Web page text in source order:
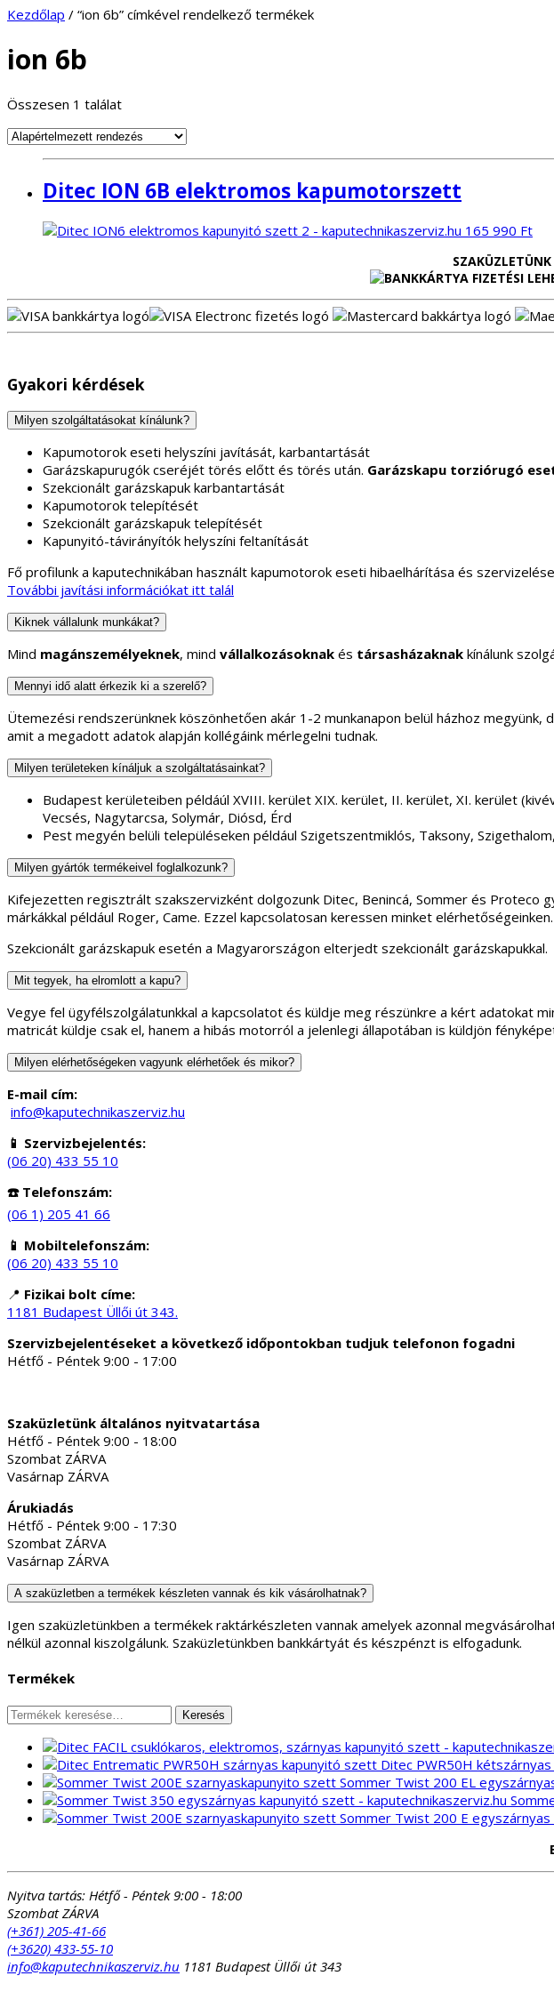
Kezdőlap / “ion 6b” címkével rendelkező termékek
ion 6b
Összesen 1 találat
Ditec ION 6B elektromos kapumotorszett
165 990 Ft
Gyakori kérdések
Milyen szolgáltatásokat kínálunk?
Kapumotorok eseti helyszíni javítását, karbantartását
Garázskapurugók cseréjét törés előtt és törés után. Garázskapu torziórugó
Szekcionált garázskapuk karbantartását
Kapumotorok telepítését
Szekcionált garázskapuk telepítését
Kapunyitó-távirányítók helyszíni feltanítását
Fő profilunk a kaputechnikában használt kapumotorok eseti hibaelhárítása és
További javítási információkat itt talál
Kiknek vállalunk munkákat?
Mind magánszemélyeknek, mind vállalkozásoknak és társasházaknak kínálunk
Mennyi idő alatt érkezik ki a szerelő?
Ütemezési rendszerünknek köszönhetően akár 1-2 munkanapon belül házhoz
amit a megadott adatok alapján kollégáink mérlegelni tudnak.
Milyen területeken kínáljuk a szolgáltatásainkat?
Budapest kerületeiben példáúl XVIII. kerület XIX. kerület, II. kerület, XI. kerület
Vecsés, Nagytarcsa, Solymár, Diósd, Érd
Pest megyén belüli településeken például Szigetszentmiklós, Taksony,
Milyen gyártók termékeivel foglalkozunk?
Kifejezetten regisztrált szakszervizként dolgozunk Ditec, Benincá, Sommer és
márkákkal például Roger, Came. Ezzel kapcsolatosan keressen minket elérhetőségeinken.
Szekcionált garázskapuk esetén a Magyarországon elterjedt szekcionált garázskapukkal.
Mit tegyek, ha elromlott a kapu?
Vegye fel ügyfélszolgálatunkkal a kapcsolatot és küldje meg részünkre a kért adatokat
matricát küldje csak el, hanem a hibás motorról a jelenlegi állapotában is küldjön
Milyen elérhetőségeken vagyunk elérhetőek és mikor?
E-mail cím:
info@kaputechnikaszerviz.hu
📱 Szervizbejelentés:
(06 20) 433 55 10
☎️ Telefonszám:
(06 1) 205 41 66
📱 Mobiltelefonszám:
(06 20) 433 55 10
📍 Fizikai bolt címe:
1181 Budapest Üllői út 343.
Szervizbejelentéseket a következő időpontokban tudjuk telefonon fogadni
Hétfő - Péntek 9:00 - 17:00
Szaküzletünk általános nyitvatartása
Hétfő - Péntek 9:00 - 18:00
Szombat ZÁRVA
Vasárnap ZÁRVA
Árukiadás
Hétfő - Péntek 9:00 - 17:30
Szombat ZÁRVA
Vasárnap ZÁRVA
A szaküzletben a termékek készleten vannak és kik vásárolhatnak?
Igen szaküzletünkben a termékek raktárkészleten vannak amelyek azonnal
nélkül azonnal kiszolgálunk. Szaküzletünkben bankkártyát és készpénzt is elfogadunk.
Termékek
Keresés
következőre:
Keresés
Ditec PWR50H
Sommer Twist 200 EL
Sommer Twist 200 E
Nyitva tartás: Hétfő - Péntek 9:00 - 18:00
Szombat ZÁRVA
(+361) 205-41-66
(+3620) 433-55-10
info@kaputechnikaszerviz.hu 1181 Budapest Üllői út 343